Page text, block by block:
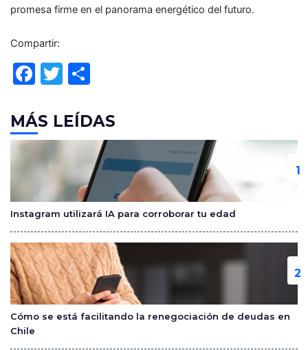
promesa firme en el panorama energético del futuro.
Compartir:
F
c
e
b
o
k
T
itt
er
m
p
ar
tir
MÁS LEÍDAS
Instagram utilizará IA para corroborar tu edad
Cómo se está facilitando la renegociación de deudas en
Chile